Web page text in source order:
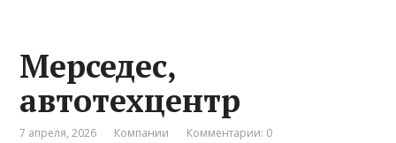
Мерседес,
автотехцентр
7 апреля, 2026 Компании Комментарии: 0